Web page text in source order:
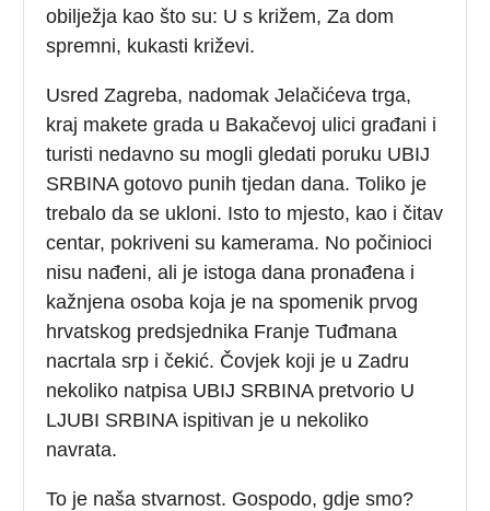
obilježja kao što su: U s križem, Za dom
spremni, kukasti križevi.
Usred Zagreba, nadomak Jelačićeva trga,
kraj makete grada u Bakačevoj ulici građani i
turisti nedavno su mogli gledati poruku UBIJ
SRBINA gotovo punih tjedan dana. Toliko je
trebalo da se ukloni. Isto to mjesto, kao i čitav
centar, pokriveni su kamerama. No počinioci
nisu nađeni, ali je istoga dana pronađena i
kažnjena osoba koja je na spomenik prvog
hrvatskog predsjednika Franje Tuđmana
nacrtala srp i čekić. Čovjek koji je u Zadru
nekoliko natpisa UBIJ SRBINA pretvorio U
LJUBI SRBINA ispitivan je u nekoliko
navrata.
To je naša stvarnost. Gospodo, gdje smo?